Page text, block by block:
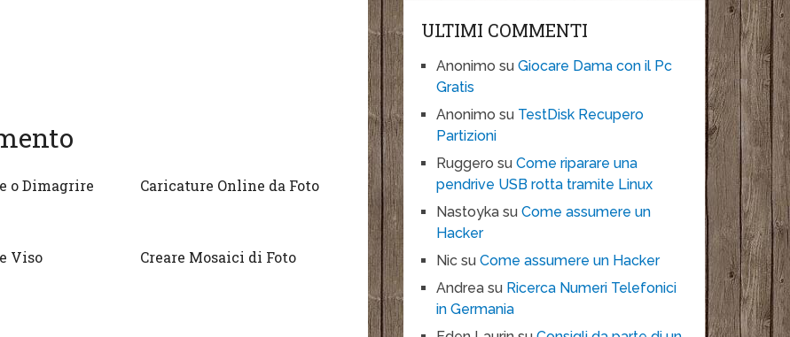
o Dimagrire
Caricature Online da Foto
Viso Creare Mosaici di Foto
ULTIMI COMMENTI
Anonimo suGiocare Dama con il Pc
Gratis
Anonimo su TestDisk Recupero
Partizioni
Ruggero suCome riparare una
pendrive USB rotta tramite Linux
Nastoyka suCome assumere un
Hacker
Nic suCome assumere un Hacker
Andrea su Ricerca Numeri Telefonici
in Germania